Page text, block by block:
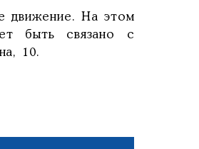
движение. На этом
быть связано с
10.